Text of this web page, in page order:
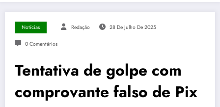
Notícias Redação 28 De Julho De 2025
0 Comentários
Tentativa de golpe com
comprovante falso de Pix